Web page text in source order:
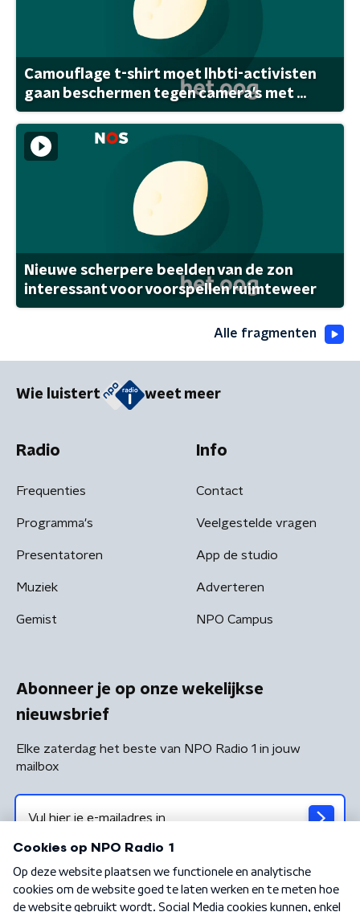
Camouflage t-shirt moet lhbti-activisten
gaan beschermen tegen camera's met ...
Nieuwe scherpere beelden van de zon
interessant voor voorspellen ruimteweer
Alle fragmenten
Wie luistert weet meer
Radio
Frequenties
Programma's
Presentatoren
Muziek
Gemist
Info
Contact
Veelgestelde vragen
App de studio
Adverteren
NPO Campus
Abonneer je op onze wekelijkse
nieuwsbrief
Elke zaterdag het beste van NPO Radio 1 in jouw
mailbox